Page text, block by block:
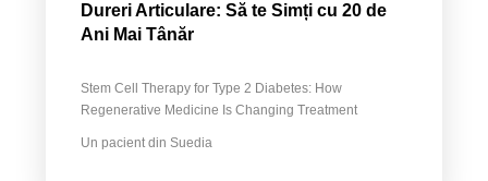
Dureri Articulare: Să te Simți cu 20 de
Ani Mai Tânăr
Stem Cell Therapy for Type 2 Diabetes: How
Regenerative Medicine Is Changing Treatment
Un pacient din Suedia